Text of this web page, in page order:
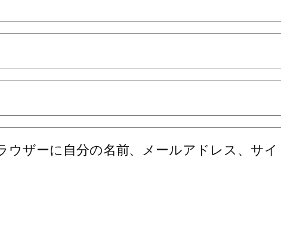
ウザーに自分の名前、メールアドレス、サ